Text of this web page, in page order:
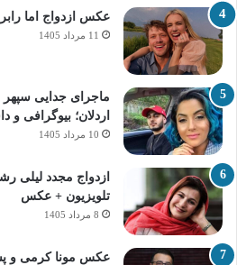
عکس ازدواج اما
11 مرداد 1405
ماجرای جدایی
اردلان؛ بیوگرافی و
10 مرداد 1405
ازدواج مجدد لیلی
تلویزیون + عکس
8 مرداد 1405
عکس مونا کرمی و